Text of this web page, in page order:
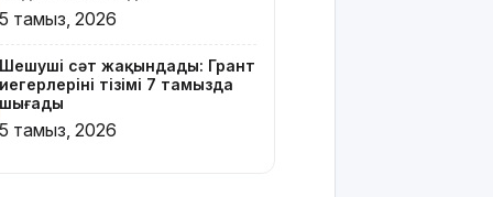
ұйымдарының
жылы мен
жылыту
маусымына
дайындығы
5 тамыз, 2026
Шешуші сәт жақындады: Грант
иегерлерінің тізімі 7 тамызда
шығады
5 тамыз, 2026